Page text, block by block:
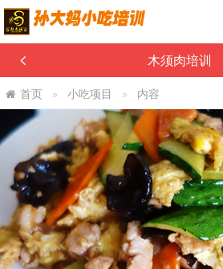
木须肉培训
首页 小吃项目 内容